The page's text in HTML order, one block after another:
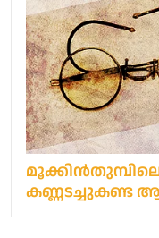
മൂക്കിന്‍തുമ്പിലെ
കണ്ണടച്ചുകണ്ട